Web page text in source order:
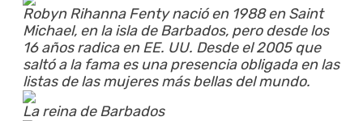
Robyn Rihanna Fenty nació en 1988 en Saint
Michael, en la isla de Barbados, pero desde los
16 años radica en EE. UU. Desde el 2005 que
saltó a la fama es una presencia obligada en las
listas de las mujeres más bellas del mundo.
La reina de Barbados